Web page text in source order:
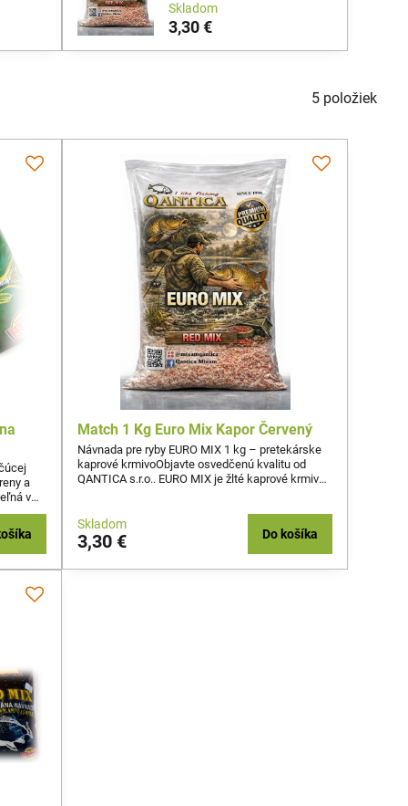
Skladom
3,30 €
5 položiek
a
v
Match 1 Kg Euro Mix Kapor Červený
Návnada pre ryby EURO MIX 1 kg – pretekárske
kaprové krmivoObjavte osvedčenú kvalitu od
QANTICA s.r.o.. EURO MIX je žlté kaprové krmivo
klasickú, rokmi overenú sériu najkvalitnejších
pretekárskych návnad, ktorá ponúka spoľahlivý
výkon pri rekreačnom aj športovom love.
Skladom
3,30 € Do košíka